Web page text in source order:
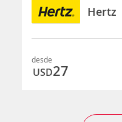
Hertz
desde
USD27